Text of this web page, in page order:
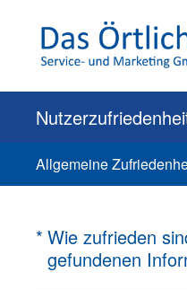
Allgemeine
* Wie zufrieden
gefundenen
(Erforderlich.)